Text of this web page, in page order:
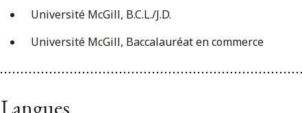
Université McGill, B.C.L./J.D.
Université McGill, Baccalauréat en commerce